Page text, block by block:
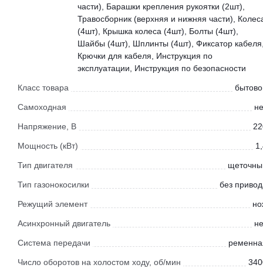
части), Барашки крепления рукоятки (2шт),
Травосборник (верхняя и нижняя части),
(4шт), Крышка колеса (4шт), Болты (4шт),
Шайбы (4шт), Шплинты (4шт), Фиксатор
Крючки для кабеля, Инструкция по
эксплуатации, Инструкция по безопасности
Класс товара
Самоходная
Напряжение, В
Мощность (кВт)
Тип двигателя
Тип газонокосилки без
Режущий элемент
Асинхронный двигатель
Система передачи
Число оборотов на холостом ходу, об/мин